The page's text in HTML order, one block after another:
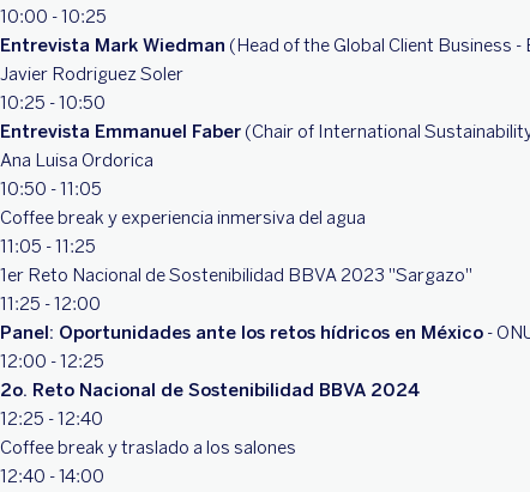
10:00 - 10:25
Entrevista Mark Wiedman (Head of the Global Client Business
Javier Rodriguez Soler
10:25 - 10:50
Entrevista Emmanuel Faber (Chair of International
Ana Luisa Ordorica
10:50 - 11:05
Coffee break y experiencia inmersiva del agua
11:05 - 11:25
1er Reto Nacional de Sostenibilidad BBVA 2023 "Sargazo"
11:25 - 12:00
Panel: Oportunidades ante los retos hídricos en México -
12:00 - 12:25
2o. Reto Nacional de Sostenibilidad BBVA 2024
12:25 - 12:40
Coffee break y traslado a los salones
12:40 - 14:00